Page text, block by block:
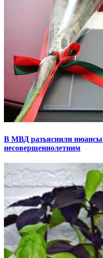
В МВД разъяснили нюансы
несовершеннолетним